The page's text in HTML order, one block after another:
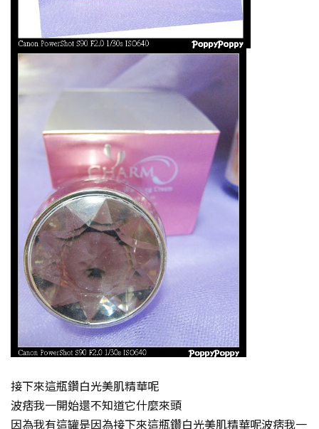
接下來這瓶鑽白光美肌精華呢
波痞我一開始還不知道它什麼來頭
因為我有這罐是因為接下來這瓶鑽白光美肌精華呢波痞我一